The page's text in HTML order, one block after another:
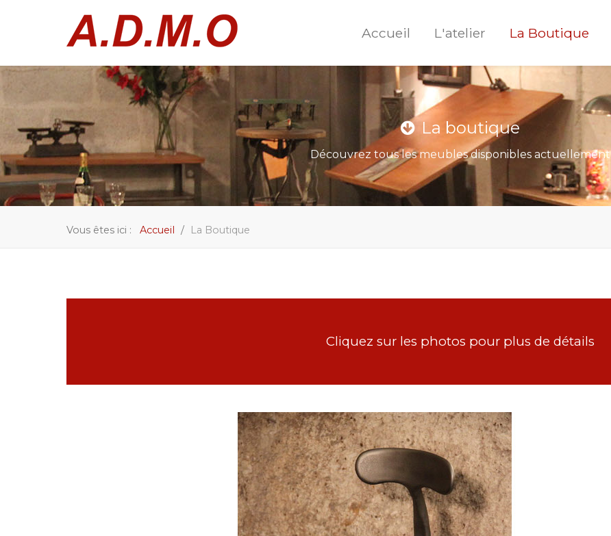
Accueil L'atelier La Boutique
La boutique
Découvrez tous les meubles disponibles actuellement
Vous êtes ici : Accueil La Boutique
Cliquez sur les photos pour plus de détails